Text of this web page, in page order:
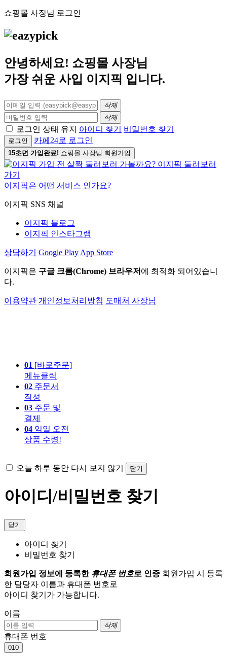
쇼핑몰 사장님 로그인
안녕하세요! 쇼핑몰 사장님
가장 쉬운 사입 이지픽 입니다.
삭제
삭제
로그인 상태 유지 아이디 찾기 비밀번호 찾기
로그인 카페24로 로그인
15초면 가입완료! 쇼핑몰 사장님 회원가입
이지픽은 어떤 서비스 인가요?
이지픽 SNS 채널
이지픽 블로그
이지픽 인스타그램
상담하기 Google Play App Store
이지픽은 구글 크롬(Chrome) 브라우저 에 최적화 되어있습니
다.
이용약관 개인정보처리방침 도매처 사장님
01 [바로주문]
메뉴클릭
02 주문서
작성
03 주문 및
결제
04 익일 오전
상품 수령!
오늘 하루 동안 다시 보지 않기 닫기
아이디/비밀번호 찾기
닫기
아이디 찾기
비밀번호 찾기
회원가입 정보에 등록한 휴대폰 번호로 인증 회원가입 시 등록
한 담당자 이름과 휴대폰 번호로
아이디 찾기가 가능합니다.
이름
삭제
휴대폰 번호
010